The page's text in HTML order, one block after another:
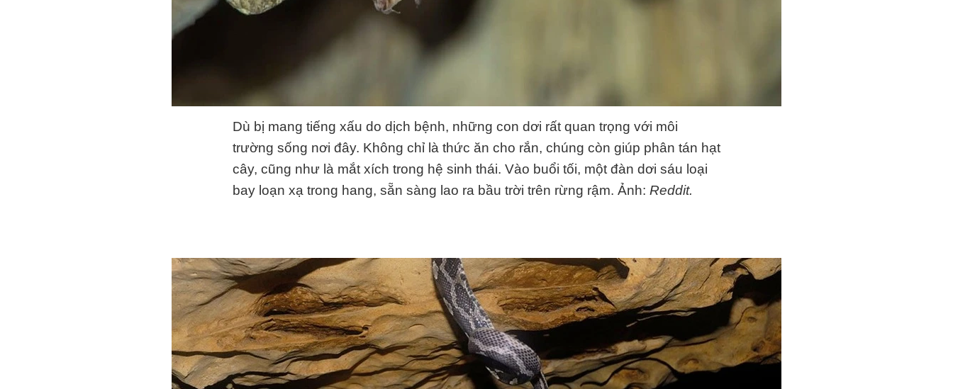
Dù bị mang tiếng xấu do dịch bệnh, những con dơi rất quan trọng với môi
trường sống nơi đây. Không chỉ là thức ăn cho rắn, chúng còn giúp phân tán hạt
cây, cũng như là mắt xích trong hệ sinh thái. Vào buổi tối, một đàn dơi sáu loại
bay loạn xạ trong hang, sẵn sàng lao ra bầu trời trên rừng rậm. Ảnh: Reddit.